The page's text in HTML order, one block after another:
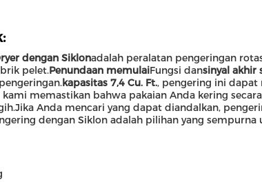
dengan Siklonadalah peralatan pengeringan
pelet.Penundaan memulaiFungsi dansinyal akhir
kapasitas 7,4 Cu. Ft., pengering ini dapat
kami memastikan bahwa pakaian Anda kering
Anda mencari yang dapat diandalkan,
dengan Siklon adalah pilihan yang sempurna